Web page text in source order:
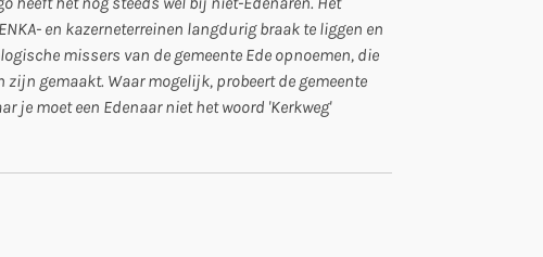
en kazerneterreinen langdurig braak te liggen en
missers van de gemeente Ede opnoemen, die
gemaakt. Waar mogelijk, probeert de gemeente
je moet een Edenaar niet het woord 'Kerkweg'